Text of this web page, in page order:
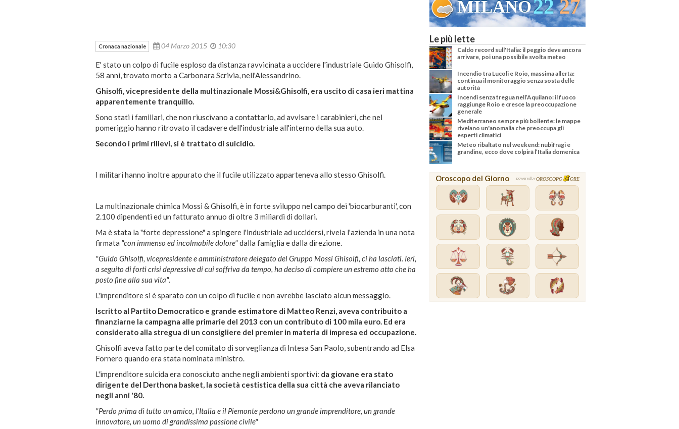
MILANO22 27
Cronaca nazionale 04 Marzo 2015 10:30
E' stato un colpo di fucile esploso da distanza ravvicinata a uccidere l'industriale Guido Ghisolfi,
58 anni, trovato morto a Carbonara Scrivia, nell'Alessandrino.
Ghisolfi, vicepresidente della multinazionale Mossi&Ghisolfi, era uscito di casa ieri mattina
apparentemente tranquillo.
Sono stati i familiari, che non riuscivano a contattarlo, ad avvisare i carabinieri, che nel
pomeriggio hanno ritrovato il cadavere dell'industriale all'interno della sua auto.
Secondo i primi rilievi, si è trattato di suicidio.
I militari hanno inoltre appurato che il fucile utilizzato apparteneva allo stesso Ghisolfi.
La multinazionale chimica Mossi & Ghisolfi, è in forte sviluppo nel campo dei 'biocarburanti', con
2.100 dipendenti ed un fatturato annuo di oltre 3 miliardi di dollari.
Ma è stata la "forte depressione" a spingere l'industriale ad uccidersi, rivela l'azienda in una nota
firmata "con immenso ed incolmabile dolore"dalla famiglia e dalla direzione.
"Guido Ghisolfi, vicepresidente e amministratore delegato del Gruppo Mossi Ghisolfi, ci ha lasciati. Ieri,
a seguito di forti crisi depressive di cui soffriva da tempo, ha deciso di compiere un estremo atto che ha
posto fine alla sua vita".
L'imprenditore si è sparato con un colpo di fucile e non avrebbe lasciato alcun messaggio.
Iscritto al Partito Democratico e grande estimatore di Matteo Renzi, aveva contribuito a
finanziarne la campagna alle primarie del 2013 con un contributo di 100 mila euro. Ed era
considerato alla stregua di un consigliere del premier in materia di impresa ed occupazione.
Ghisolfi aveva fatto parte del comitato di sorveglianza di Intesa San Paolo, subentrando ad Elsa
Fornero quando era stata nominata ministro.
L'imprenditore suicida era conosciuto anche negli ambienti sportivi: da giovane era stato
dirigente del Derthona basket, la società cestistica della sua città che aveva rilanciato
negli anni '80.
"Perdo prima di tutto un amico, l'Italia e il Piemonte perdono un grande imprenditore, un grande
innovatore, un uomo di grandissima passione civile"
Le più lette
Caldo record sull'Italia: il peggio deve ancora
arrivare, poi una possibile svolta meteo
Incendio tra Lucoli e Roio, massima allerta:
continua il monitoraggio senza sosta delle
autorità
Incendi senza tregua nell’Aquilano: il fuoco
raggiunge Roio e cresce la preoccupazione
generale
Mediterraneo sempre più bollente: le mappe
rivelano un'anomalia che preoccupa gli
esperti climatici
Meteo ribaltato nel weekend: nubifragi e
grandine, ecco dove colpirà l’Italia domenica
Oroscopo del Giorno powered byOROSCOPO ORE